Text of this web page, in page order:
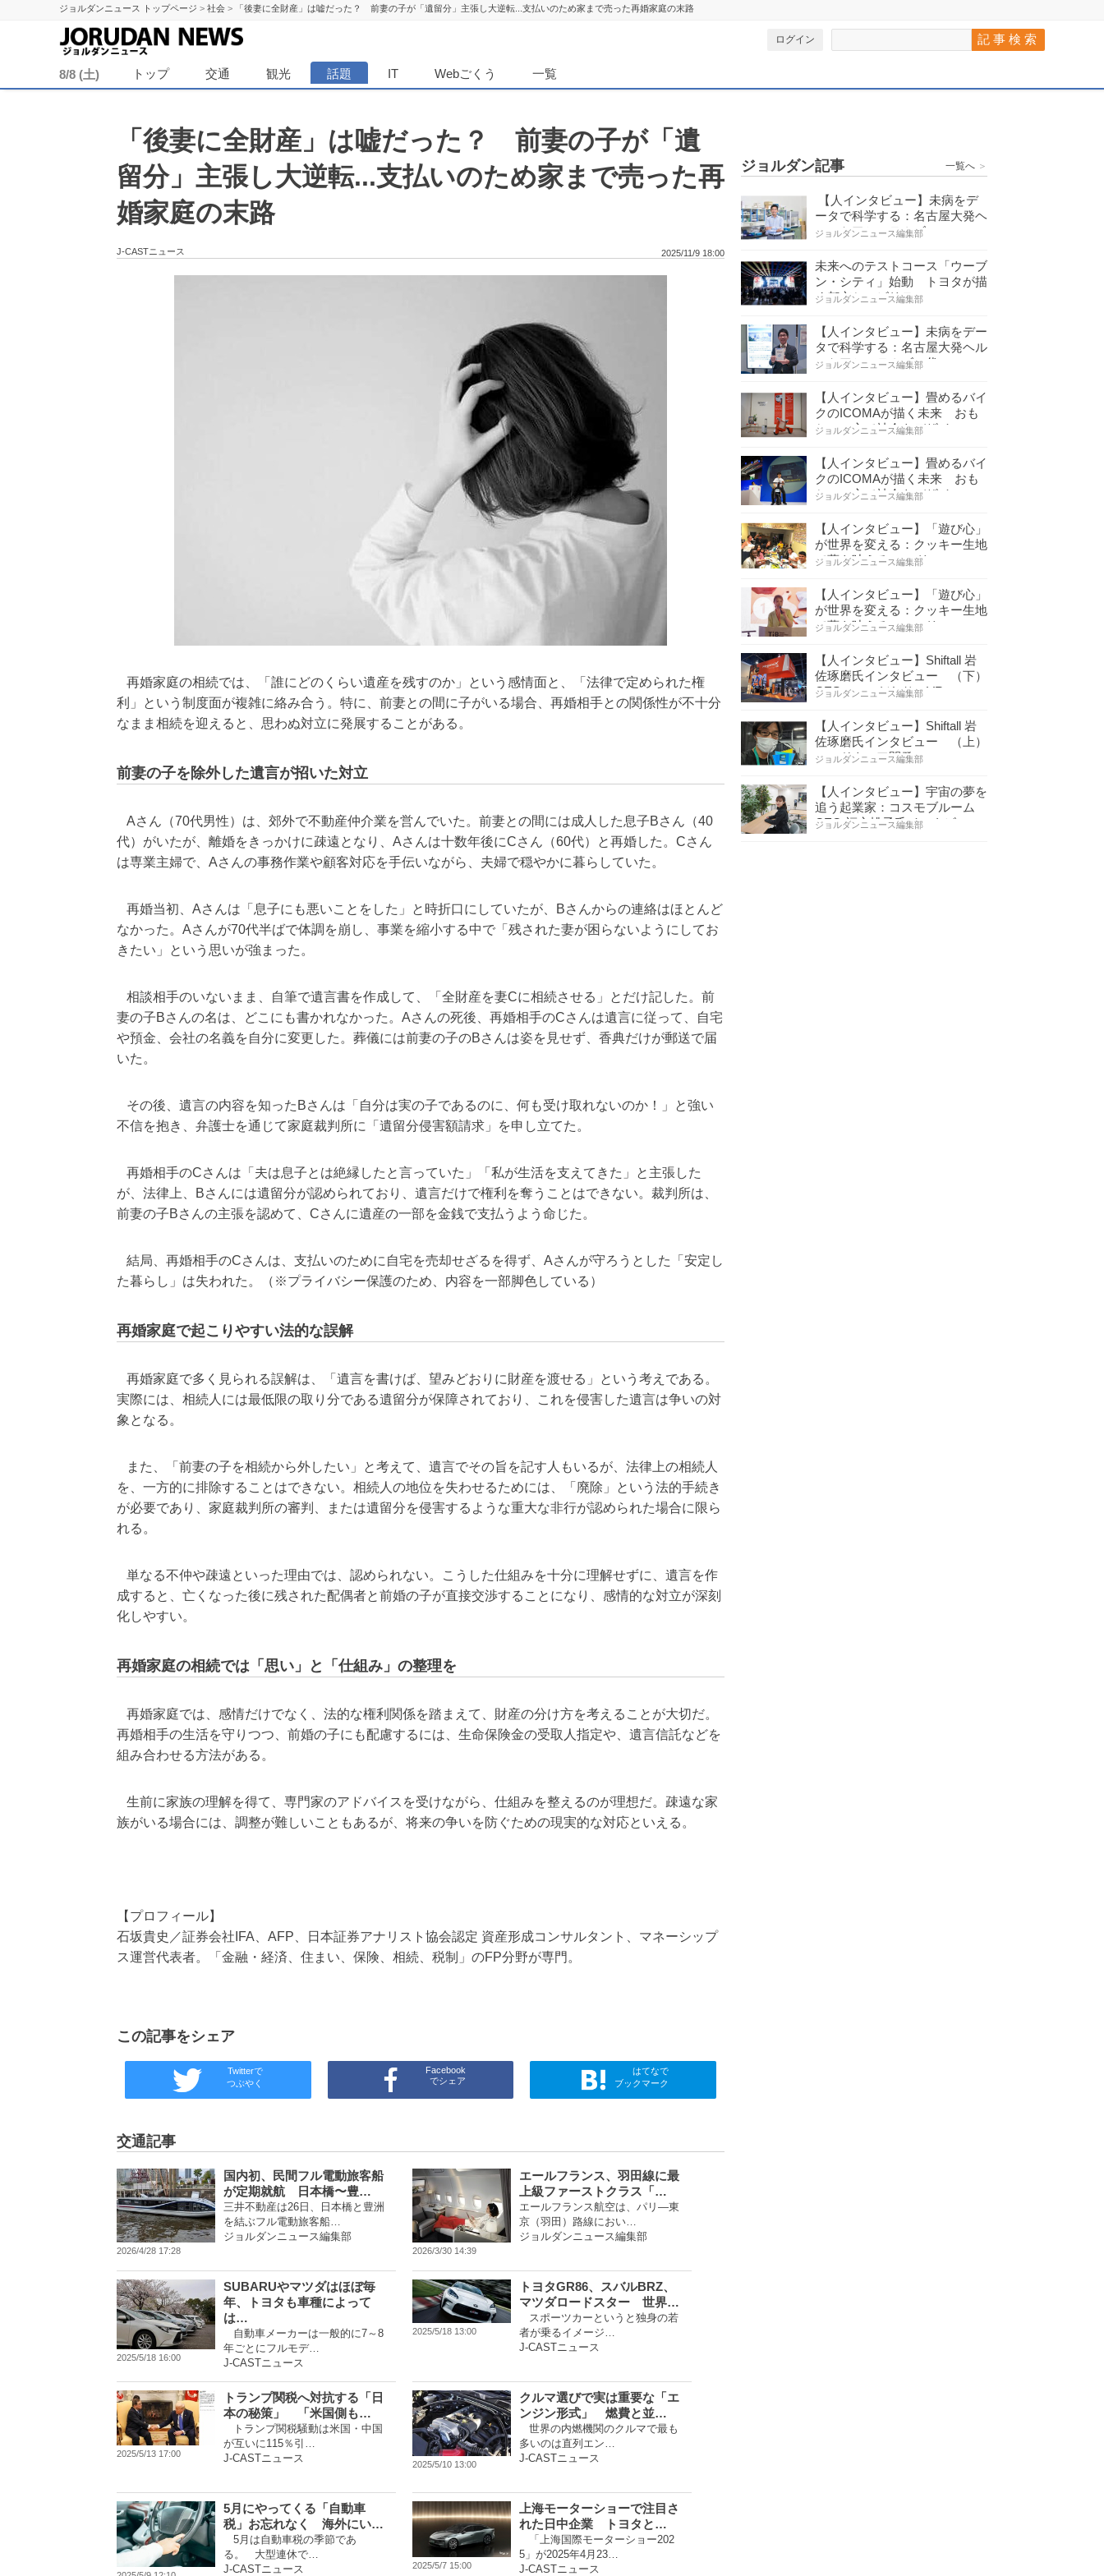
ジョルダンニュース トップページ > 社会 > 「後妻に全財産」は嘘だった？ 前妻の子が「遺留分」主張し大逆転...支払いのため家まで売った再婚家庭の末路
ログイン
8/8 (土) トップ 交通 観光 話題 IT Webごくう 一覧
「後妻に全財産」は嘘だった？ 前妻の子が「遺
留分」主張し大逆転...支払いのため家まで売った再
婚家庭の末路
2025/11/9 18:00
J-CASTニュース
再婚家庭の相続では、「誰にどのくらい遺産を残すのか」という感情面と、「法律で定められた権
利」という制度面が複雑に絡み合う。特に、前妻との間に子がいる場合、再婚相手との関係性が不十分
なまま相続を迎えると、思わぬ対立に発展することがある。
前妻の子を除外した遺言が招いた対立
Aさん（70代男性）は、郊外で不動産仲介業を営んでいた。前妻との間には成人した息子Bさん（40
代）がいたが、離婚をきっかけに疎遠となり、Aさんは十数年後にCさん（60代）と再婚した。Cさん
は専業主婦で、Aさんの事務作業や顧客対応を手伝いながら、夫婦で穏やかに暮らしていた。
再婚当初、Aさんは「息子にも悪いことをした」と時折口にしていたが、Bさんからの連絡はほとんど
なかった。Aさんが70代半ばで体調を崩し、事業を縮小する中で「残された妻が困らないようにしてお
きたい」という思いが強まった。
相談相手のいないまま、自筆で遺言書を作成して、「全財産を妻Cに相続させる」とだけ記した。前
妻の子Bさんの名は、どこにも書かれなかった。Aさんの死後、再婚相手のCさんは遺言に従って、自宅
や預金、会社の名義を自分に変更した。葬儀には前妻の子のBさんは姿を見せず、香典だけが郵送で届
いた。
その後、遺言の内容を知ったBさんは「自分は実の子であるのに、何も受け取れないのか！」と強い
不信を抱き、弁護士を通じて家庭裁判所に「遺留分侵害額請求」を申し立てた。
再婚相手のCさんは「夫は息子とは絶縁したと言っていた」「私が生活を支えてきた」と主張した
が、法律上、Bさんには遺留分が認められており、遺言だけで権利を奪うことはできない。裁判所は、
前妻の子Bさんの主張を認めて、Cさんに遺産の一部を金銭で支払うよう命じた。
結局、再婚相手のCさんは、支払いのために自宅を売却せざるを得ず、Aさんが守ろうとした「安定し
た暮らし」は失われた。（※プライバシー保護のため、内容を一部脚色している）
再婚家庭で起こりやすい法的な誤解
再婚家庭で多く見られる誤解は、「遺言を書けば、望みどおりに財産を渡せる」という考えである。
実際には、相続人には最低限の取り分である遺留分が保障されており、これを侵害した遺言は争いの対
象となる。
また、「前妻の子を相続から外したい」と考えて、遺言でその旨を記す人もいるが、法律上の相続人
を、一方的に排除することはできない。相続人の地位を失わせるためには、「廃除」という法的手続き
が必要であり、家庭裁判所の審判、または遺留分を侵害するような重大な非行が認められた場合に限ら
れる。
単なる不仲や疎遠といった理由では、認められない。こうした仕組みを十分に理解せずに、遺言を作
成すると、亡くなった後に残された配偶者と前婚の子が直接交渉することになり、感情的な対立が深刻
化しやすい。
再婚家庭の相続では「思い」と「仕組み」の整理を
再婚家庭では、感情だけでなく、法的な権利関係を踏まえて、財産の分け方を考えることが大切だ。
再婚相手の生活を守りつつ、前婚の子にも配慮するには、生命保険金の受取人指定や、遺言信託などを
組み合わせる方法がある。
生前に家族の理解を得て、専門家のアドバイスを受けながら、仕組みを整えるのが理想だ。疎遠な家
族がいる場合には、調整が難しいこともあるが、将来の争いを防ぐための現実的な対応といえる。
【プロフィール】
石坂貴史／証券会社IFA、AFP、日本証券アナリスト協会認定 資産形成コンサルタント、マネーシップ
ス運営代表者。「金融・経済、住まい、保険、相続、税制」のFP分野が専門。
この記事をシェア
Twitterで
つぶやく
Facebook
でシェア
はてなで
ブックマーク
交通記事
2026/4/28 17:28
国内初、民間フル電動旅客船
が定期就航 日本橋〜豊…
三井不動産は26日、日本橋と豊洲
を結ぶフル電動旅客船…
ジョルダンニュース編集部
2026/3/30 14:39
エールフランス、羽田線に最
上級ファーストクラス「…
エールフランス航空は、パリ―東
京（羽田）路線におい…
ジョルダンニュース編集部
2025/5/18 16:00
SUBARUやマツダはほぼ毎
年、トヨタも車種によって
は…
自動車メーカーは一般的に7～8
年ごとにフルモデ…
J-CASTニュース
2025/5/18 13:00
トヨタGR86、スバルBRZ、
マツダロードスター 世界…
スポーツカーというと独身の若
者が乗るイメージ…
J-CASTニュース
2025/5/13 17:00
トランプ関税へ対抗する「日
本の秘策」 「米国側も…
トランプ関税騒動は米国・中国
が互いに115％引…
J-CASTニュース
2025/5/10 13:00
クルマ選びで実は重要な「エ
ンジン形式」 燃費と並…
世界の内燃機関のクルマで最も
多いのは直列エン…
J-CASTニュース
5月にやってくる「自動車
税」お忘れなく 海外にい…
5月は自動車税の季節であ
る。 大型連休で…
J-CASTニュース
2025/5/7 15:00
上海モーターショーで注目さ
れた日中企業 トヨタと…
「上海国際モーターショー202
5」が2025年4月23…
J-CASTニュース
ジョルダン記事 一覧へ ＞
【人インタビュー】未病をデ
ータで科学する：名古屋大発ヘ
ルスケアシステムズの…
ジョルダンニュース編集部
未来へのテストコース「ウーブ
ン・シティ」始動 トヨタが描
く都市とモビリティの…
ジョルダンニュース編集部
【人インタビュー】未病をデー
タで科学する：名古屋大発ヘル
スケアシステムズの代…
ジョルダンニュース編集部
【人インタビュー】畳めるバイ
クのICOMAが描く未来 おも
ちゃの心で社会をデザイ…
ジョルダンニュース編集部
【人インタビュー】畳めるバイ
クのICOMAが描く未来 おも
ちゃの心で社会をデザイ…
ジョルダンニュース編集部
【人インタビュー】「遊び心」
が世界を変える：クッキー生地
で夢を叶える コロリ…
ジョルダンニュース編集部
【人インタビュー】「遊び心」
が世界を変える：クッキー生地
で夢を叶える コロリ…
ジョルダンニュース編集部
【人インタビュー】Shiftall 岩
佐琢磨氏インタビュー （下）
CESへのこだわり VR…
ジョルダンニュース編集部
【人インタビュー】Shiftall 岩
佐琢磨氏インタビュー （上）
ハードウェア開発へ…
ジョルダンニュース編集部
【人インタビュー】宇宙の夢を
追う起業家：コスモブルーム
CEO 福永桃子氏インタビ…
ジョルダンニュース編集部